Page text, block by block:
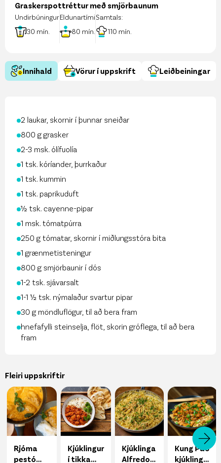
Graskerspottréttur með smjörbaunum
Undirbúningur
30 mín.
Eldunartími
80 mín.
Samtals:
110 mín.
Innihald Vörur í uppskrift Leiðbeiningar
2 laukar, skornir í þunnar sneiðar
800 g grasker
2-3 msk. ólífuolía
1 tsk. kóríander, þurrkaður
1 tsk. kummin
1 tsk. paprikuduft
½ tsk. cayenne-pipar
1 msk. tómatpúrra
250 g tómatar, skornir í miðlungsstóra bita
1 grænmetisteningur
800 g smjörbaunir í dós
1-2 tsk. sjávarsalt
1-1 ½ tsk. nýmalaður svartur pipar
30 g möndluflögur, til að bera fram
hnefafylli steinselja, flöt, skorin gróflega, til að bera
fram
Fleiri uppskriftir
Rjóma
pestó
Kjúklingur
í tikka
Kjúklinga
Alfredo
Kung Pao
kjúklingur